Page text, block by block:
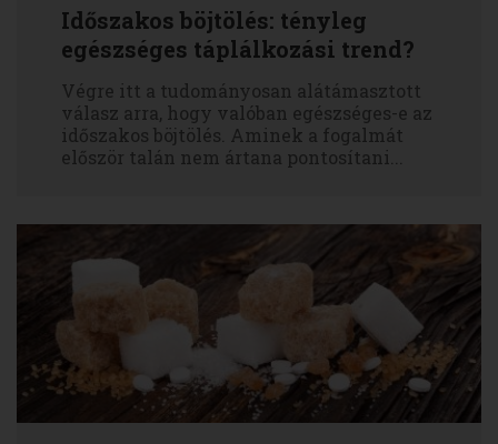
Időszakos böjtölés: tényleg
egészséges táplálkozási trend?
Végre itt a tudományosan alátámasztott
válasz arra, hogy valóban egészséges-e az
időszakos böjtölés. Aminek a fogalmát
először talán nem ártana pontosítani...